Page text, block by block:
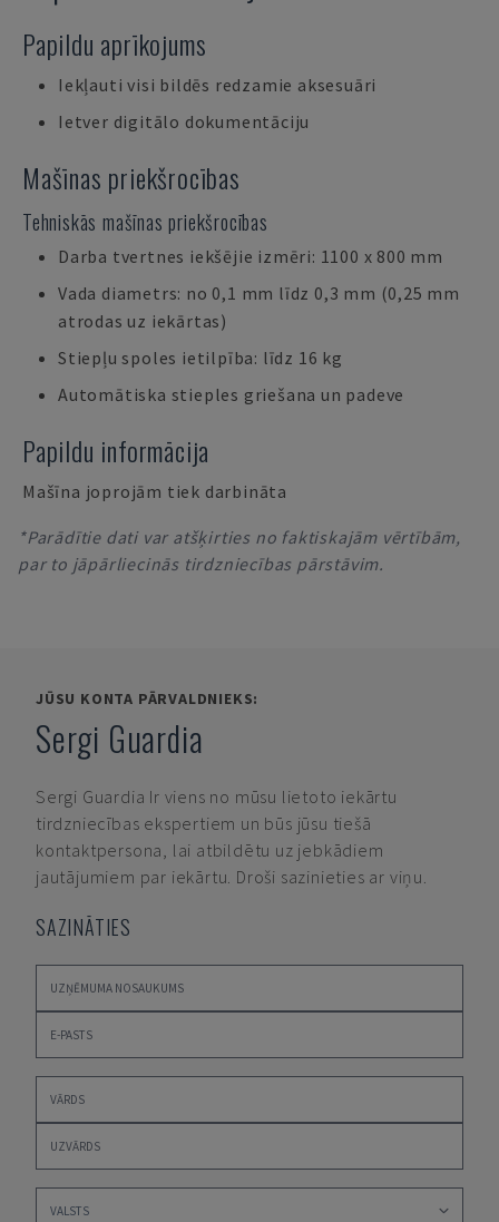
Papildu aprīkojums
Iekļauti visi bildēs redzamie aksesuāri
Ietver digitālo dokumentāciju
Mašīnas priekšrocības
Tehniskās mašīnas priekšrocības
Darba tvertnes iekšējie izmēri: 1100 x 800 mm
Vada diametrs: no 0,1 mm līdz 0,3 mm (0,25 mm
atrodas uz iekārtas)
Stiepļu spoles ietilpība: līdz 16 kg
Automātiska stieples griešana un padeve
Papildu informācija
Mašīna joprojām tiek darbināta
*Parādītie dati var atšķirties no faktiskajām vērtībām,
par to jāpārliecinās tirdzniecības pārstāvim.
JŪSU KONTA PĀRVALDNIEKS:
Sergi Guardia
Sergi Guardia Ir viens no mūsu lietoto iekārtu
tirdzniecības ekspertiem un būs jūsu tiešā
kontaktpersona, lai atbildētu uz jebkādiem
jautājumiem par iekārtu. Droši sazinieties ar viņu.
SAZINĀTIES